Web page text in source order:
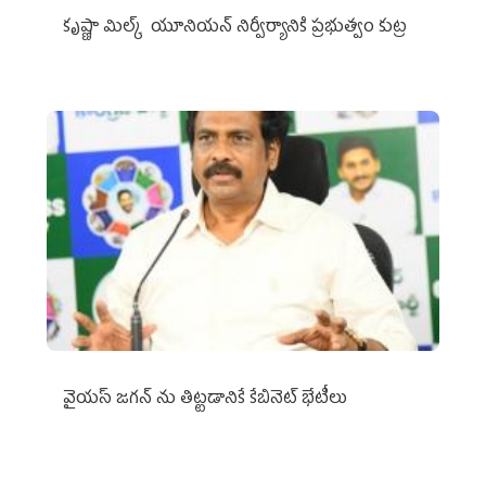
కృష్ణా మిల్క్‌ యూనియన్‌ నిర్వీర్యానికి ప్రభుత్వం కుట్ర
వైయ‌స్ జగన్‌ ను తిట్టడానికే కేబినెట్‌ భేటీలు